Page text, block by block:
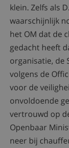
klein. Zelfs als
waarschijnlijk
het OM dat de
gedacht heeft
organisatie, de
volgens de
voor de
onvoldoende
vertrouwd op
Openbaar
neer bij